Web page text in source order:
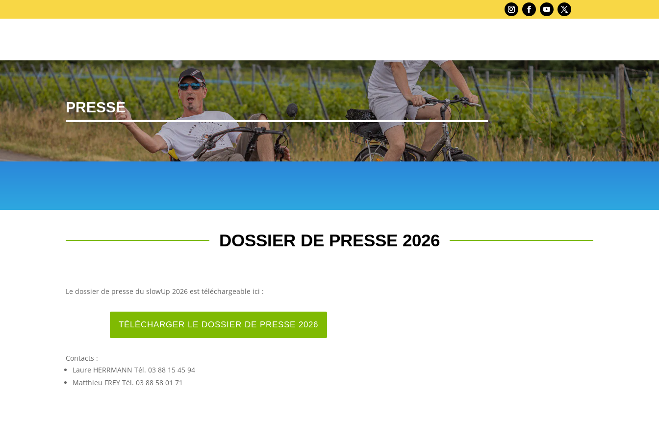
PRESSE
DOSSIER DE PRESSE 2026
Le dossier de presse du slowUp 2026 est téléchargeable ici :
TÉLÉCHARGER LE DOSSIER DE PRESSE 2026
Contacts :
Laure HERRMANN Tél. 03 88 15 45 94
Matthieu FREY Tél. 03 88 58 01 71